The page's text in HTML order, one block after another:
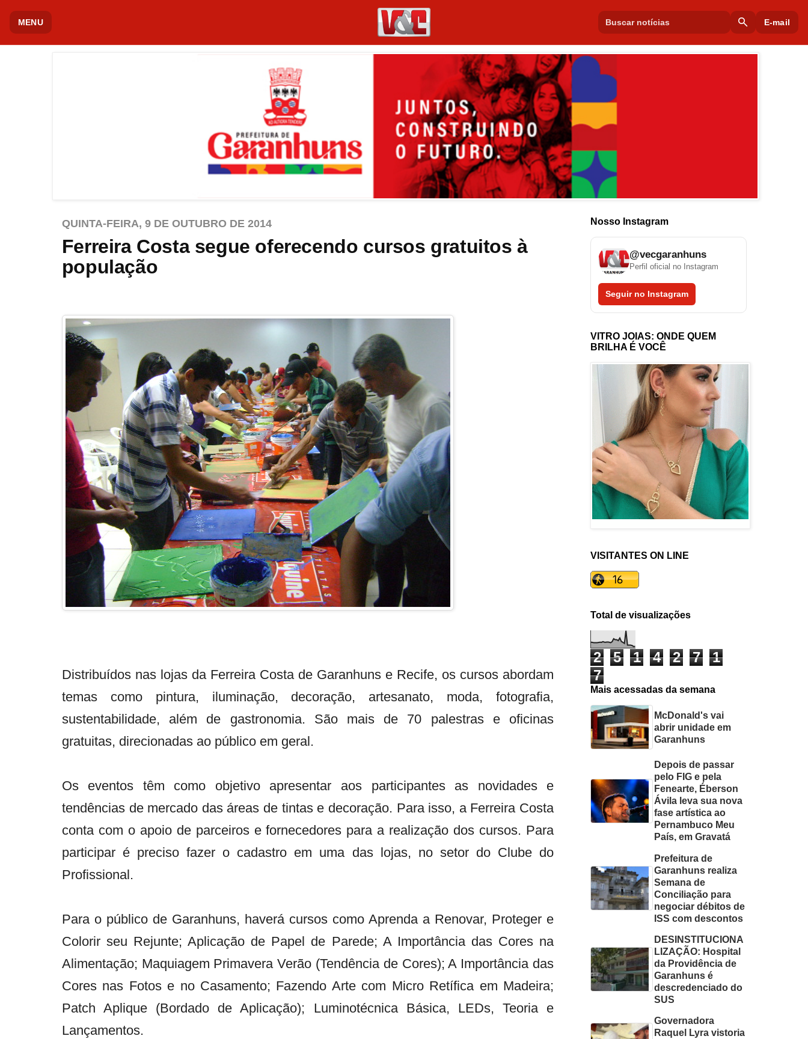
MENU search E-mail
QUINTA-FEIRA, 9 DE OUTUBRO DE 2014
Ferreira Costa segue oferecendo cursos gratuitos à
população
Distribuídos nas lojas da Ferreira Costa de Garanhuns e Recife, os cursos abordam
temas como pintura, iluminação, decoração, artesanato, moda, fotografia,
sustentabilidade, além de gastronomia. São mais de 70 palestras e oficinas
gratuitas, direcionadas ao público em geral.
Os eventos têm como objetivo apresentar aos participantes as novidades e
tendências de mercado das áreas de tintas e decoração. Para isso, a Ferreira Costa
conta com o apoio de parceiros e fornecedores para a realização dos cursos. Para
participar é preciso fazer o cadastro em uma das lojas, no setor do Clube do
Profissional.
Para o público de Garanhuns, haverá cursos como Aprenda a Renovar, Proteger e
Colorir seu Rejunte; Aplicação de Papel de Parede; A Importância das Cores na
Alimentação; Maquiagem Primavera Verão (Tendência de Cores); A Importância das
Cores nas Fotos e no Casamento; Fazendo Arte com Micro Retífica em Madeira;
Patch Aplique (Bordado de Aplicação); Luminotécnica Básica, LEDs, Teoria e
Lançamentos.
Nosso Instagram
@vecgaranhuns
Perfil oficial no Instagram
Seguir no Instagram
VITRO JOIAS: ONDE QUEM
BRILHA É VOCÊ
VISITANTES ON LINE
Total de visualizações
2 5 1 4 2 7
1
7
Mais acessadas da semana
McDonald's vai
abrir unidade em
Garanhuns
Depois de passar
pelo FIG e pela
Fenearte, Éberson
Ávila leva sua nova
fase artística ao
Pernambuco Meu
País, em Gravatá
Prefeitura de
Garanhuns realiza
Semana de
Conciliação para
negociar débitos de
ISS com descontos
DESINSTITUCIONA
LIZAÇÃO: Hospital
da Providência de
Garanhuns é
descredenciado do
SUS
Governadora
Raquel Lyra vistoria